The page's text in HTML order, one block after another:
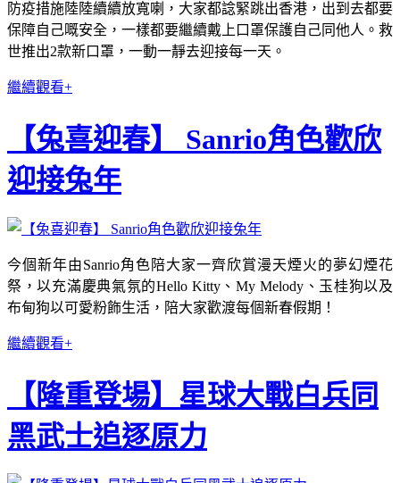
防疫措施陸陸續續放寬喇，大家都諗緊跳出香港，出到去都要
保障自己嘅安全，一樣都要繼續戴上口罩保護自己同他人。救
世推出2款新口罩，一動一靜去迎接每一天。
繼續觀看+
【兔喜迎春】 Sanrio角色歡欣
迎接兔年
今個新年由Sanrio角色陪大家一齊欣賞漫天煙火的夢幻煙花
祭，以充滿慶典氣氛的Hello Kitty、My Melody、玉桂狗以及
布甸狗以可愛粉飾生活，陪大家歡渡每個新春假期！
繼續觀看+
【隆重登場】星球大戰白兵同
黑武士追逐原力